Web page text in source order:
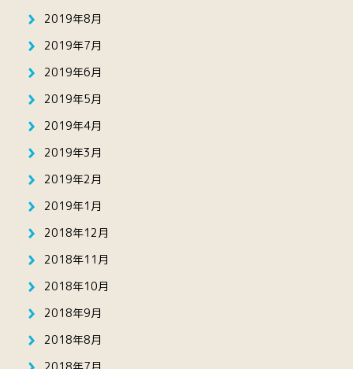
2019年8月
2019年7月
2019年6月
2019年5月
2019年4月
2019年3月
2019年2月
2019年1月
2018年12月
2018年11月
2018年10月
2018年9月
2018年8月